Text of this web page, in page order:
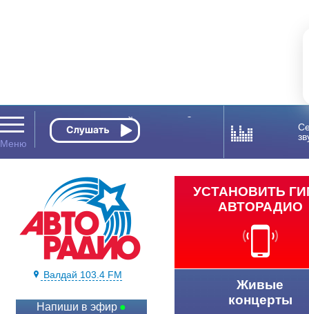
Валдай 103.4 FM
Напиши в эфир
УСТАНОВИТЬ
АВТОРАДИО
Живые
концерты